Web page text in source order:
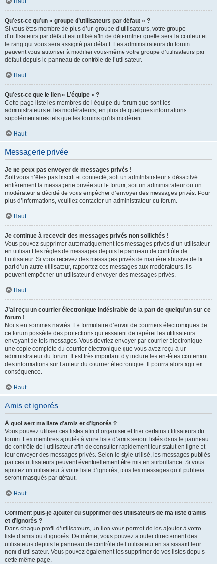
Haut
Qu’est-ce qu’un « groupe d’utilisateurs par défaut » ?
Si vous êtes membre de plus d’un groupe d’utilisateurs, votre groupe
d’utilisateurs par défaut est utilisé afin de déterminer quelle sera la couleur et
le rang qui vous sera assigné par défaut. Les administrateurs du forum
peuvent vous autoriser à modifier vous-même votre groupe d’utilisateurs par
défaut depuis le panneau de contrôle de l’utilisateur.
Haut
Qu’est-ce que le lien « L’équipe » ?
Cette page liste les membres de l’équipe du forum que sont les
administrateurs et les modérateurs, en plus de quelques informations
supplémentaires tels que les forums qu’ils modèrent.
Haut
Messagerie privée
Je ne peux pas envoyer de messages privés !
Soit vous n’êtes pas inscrit et connecté, soit un administrateur a désactivé
entièrement la messagerie privée sur le forum, soit un administrateur ou un
modérateur a décidé de vous empêcher d’envoyer des messages privés. Pour
plus d’informations, veuillez contacter un administrateur du forum.
Haut
Je continue à recevoir des messages privés non sollicités !
Vous pouvez supprimer automatiquement les messages privés d’un utilisateur
en utilisant les règles de messages depuis le panneau de contrôle de
l’utilisateur. Si vous recevez des messages privés de manière abusive de la
part d’un autre utilisateur, rapportez ces messages aux modérateurs. Ils
peuvent empêcher un utilisateur d’envoyer des messages privés.
Haut
J’ai reçu un courrier électronique indésirable de la part de quelqu’un sur ce
forum !
Nous en sommes navrés. Le formulaire d’envoi de courriers électroniques de
ce forum possède des protections qui essaient de repérer les utilisateurs
envoyant de tels messages. Vous devriez envoyer par courrier électronique
une copie complète du courrier électronique que vous avez reçu à un
administrateur du forum. Il est très important d’y inclure les en-têtes contenant
des informations sur l’auteur du courrier électronique. Il pourra alors agir en
conséquence.
Haut
Amis et ignorés
À quoi sert ma liste d’amis et d’ignorés ?
Vous pouvez utiliser ces listes afin d’organiser et trier certains utilisateurs du
forum. Les membres ajoutés à votre liste d’amis seront listés dans le panneau
de contrôle de l’utilisateur afin de consulter rapidement leur statut en ligne et
leur envoyer des messages privés. Selon le style utilisé, les messages publiés
par ces utilisateurs peuvent éventuellement être mis en surbrillance. Si vous
ajoutez un utilisateur à votre liste d’ignorés, tous les messages qu’il publiera
seront masqués par défaut.
Haut
Comment puis-je ajouter ou supprimer des utilisateurs de ma liste d’amis
et d’ignorés ?
Dans chaque profil d’utilisateurs, un lien vous permet de les ajouter à votre
liste d’amis ou d’ignorés. De même, vous pouvez ajouter directement des
utilisateurs depuis le panneau de contrôle de l’utilisateur en saisissant leur
nom d’utilisateur. Vous pouvez également les supprimer de vos listes depuis
cette même page.